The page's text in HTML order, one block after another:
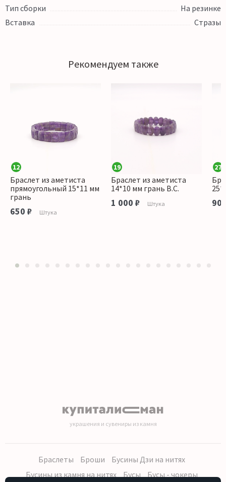
Тип сборки
На резинке
Вставка
Стразы
Рекомендуем также
12
Браслет из аметиста
прямоугольный 15*11 мм
грань
650 ₽ Штука
19
Браслет из аметиста
14*10 мм грань В.С.
1 000 ₽ Штука
27
украшения и сувениры из камня
Браслеты Броши
Бусины Дзи на нитях
Бусины из камня на нитях
Бусы Бусы - чокеры